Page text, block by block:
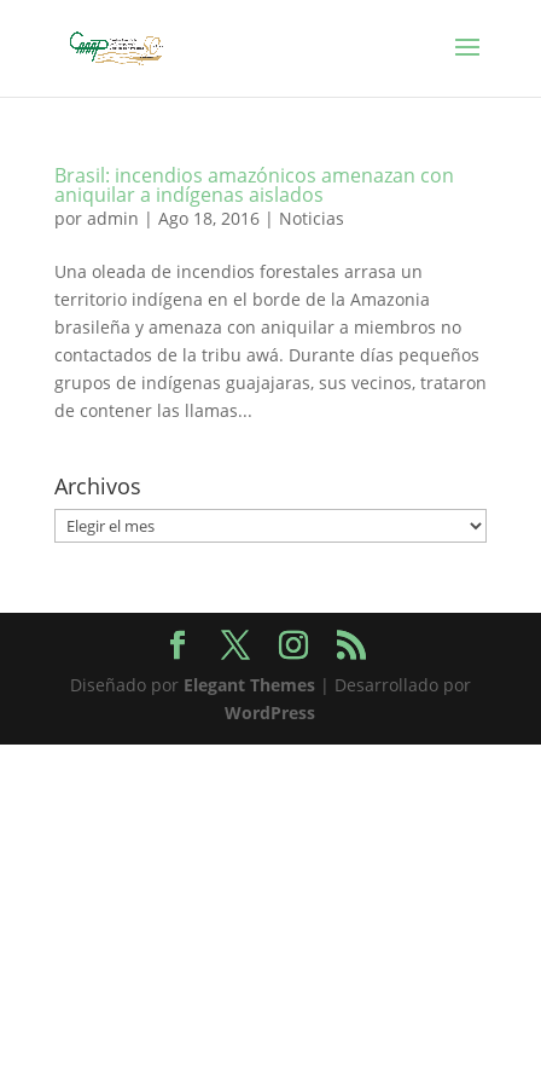
Brasil: incendios amazónicos amenazan con
aniquilar a indígenas aislados
por admin | Ago 18, 2016| Noticias
Una oleada de incendios forestales arrasa un
territorio indígena en el borde de la Amazonia
brasileña y amenaza con aniquilar a miembros no
contactados de la tribu awá. Durante días pequeños
grupos de indígenas guajajaras, sus vecinos, trataron
de contener las llamas...
Archivos
Archivos
Diseñado por Elegant Themes| Desarrollado por
WordPress